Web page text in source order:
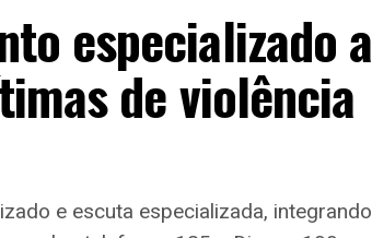
especializado a
de violência
e escuta especializada, integrando